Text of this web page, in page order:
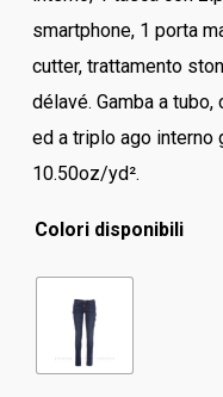
smartphone, 1 porta
cutter, trattamento
délavé. Gamba a
ed a triplo ago interno
10.50oz/yd².
Colori disponibili